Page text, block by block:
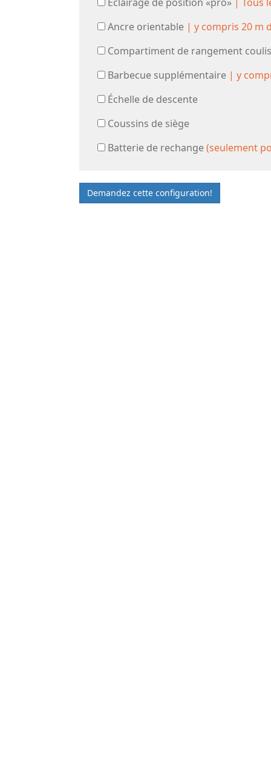
Ancre orientable | y compris 20 m
Compartiment de rangement
Barbecue supplémentaire | y
Échelle de descente
Coussins de siège
Batterie de rechange(seulement